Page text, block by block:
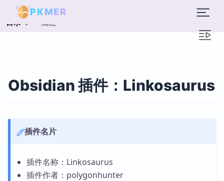
PKMER
目录 概述
Obsidian 插件：Linkosaurus
插件名片
插件名称：Linkosaurus
插件作者：polygonhunter